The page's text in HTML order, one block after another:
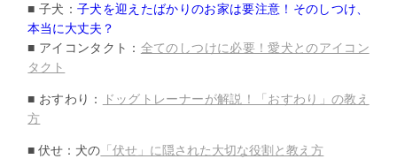
■ 子犬：子犬を迎えたばかりのお家は要注意！そのしつけ、
本当に大丈夫？
■ アイコンタクト： 全てのしつけに必要！愛犬とのアイコン
タクト
■ おすわり：
ドッグトレーナーが解説！「おすわり」の教え
方
■ 伏せ：犬の 「伏せ」に隠された大切な役割と教え方